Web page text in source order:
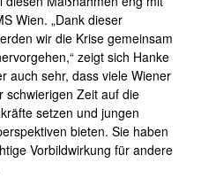
Wien. „Dank dieser
wir die Krise gemeinsam
zeigt sich Hanke
auch sehr, dass viele Wiener
schwierigen Zeit auf die
setzen und jungen
bieten. Sie haben
Vorbildwirkung für andere